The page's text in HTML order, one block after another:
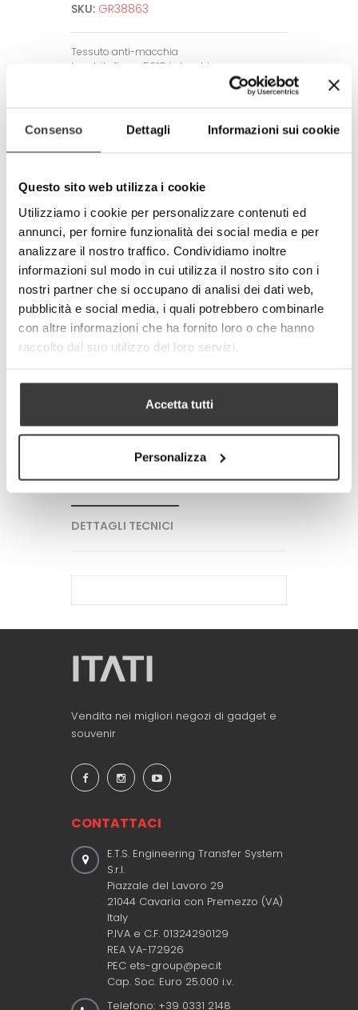
Consenso Dettagli Informazioni sui cookie
Questo sito web utilizza i cookie
Utilizziamo i cookie per personalizzare contenuti ed
annunci, per fornire funzionalità dei social media e per
analizzare il nostro traffico. Condividiamo inoltre
informazioni sul modo in cui utilizza il nostro sito con i
nostri partner che si occupano di analisi dei dati web,
pubblicità e social media, i quali potrebbero combinarle
con altre informazioni che ha fornito loro o che hanno
raccolto dal suo utilizzo dei loro servizi.
Accetta tutti
Personalizza
SKU: GR38863
Tessuto anti-macchia
Lavabile fino a 50°C in lavatrice.
Garantito per un alto numero di lavaggi
grazie a tecniche di stampa all’avanguardia.
Rispetta tutti gli standard europei.
Prodotto completamente in Italia
100% made in Italy
© Modello e disegno registrato.
E’ vietata la riproduzione anche
parziale.
- +
Share
Google+
Pinterest
PIU' INFORMAZIONI
DETTAGLI TECNICI
Vendita nei migliori negozi di gadget e
souvenir
CONTATTACI
E.T.S. Engineering Transfer System
S.r.l.
Piazzale del Lavoro 29
21044 Cavaria con Premezzo (VA)
Italy
P.IVA e C.F. 01324290129
REA VA-172926
PEC ets-group@pec.it
Cap. Soc. Euro 25.000 i.v.
Telefono: +39 0331 2148